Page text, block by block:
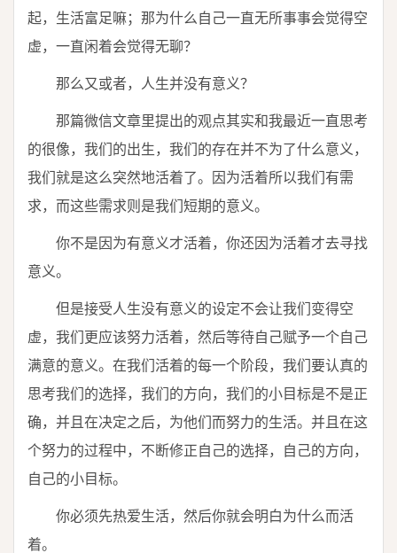
起，生活富足嘛；那为什么自己一直无所事事会觉得空
虚，一直闲着会觉得无聊？
那么又或者，人生并没有意义？
那篇微信文章里提出的观点其实和我最近一直思考
的很像，我们的出生，我们的存在并不为了什么意义，
我们就是这么突然地活着了。因为活着所以我们有需
求，而这些需求则是我们短期的意义。
你不是因为有意义才活着，你还因为活着才去寻找
意义。
但是接受人生没有意义的设定不会让我们变得空
虚，我们更应该努力活着，然后等待自己赋予一个自己
满意的意义。在我们活着的每一个阶段，我们要认真的
思考我们的选择，我们的方向，我们的小目标是不是正
确，并且在决定之后，为他们而努力的生活。并且在这
个努力的过程中，不断修正自己的选择，自己的方向，
自己的小目标。
你必须先热爱生活，然后你就会明白为什么而活
着。